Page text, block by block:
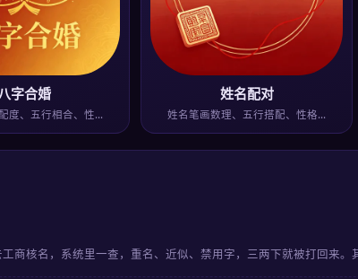
字合婚
度、五行相合、性…
姓名配对
姓名笔画数理、五行搭配、性格…
商核名，系统里一查，重名、近似、禁用字，三两下就被打回来